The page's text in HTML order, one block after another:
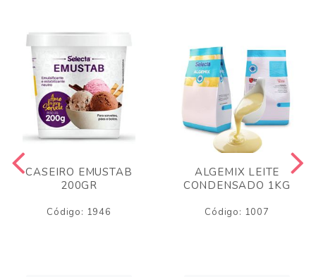
CASEIRO EMUSTAB
200GR
Código: 1946
ALGEMIX LEITE
CONDENSADO 1KG
Código: 1007